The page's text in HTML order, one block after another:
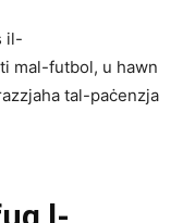
il-
mal-futbol, u hawn
tal-paċenzja